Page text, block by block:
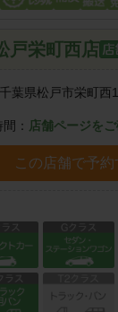
戸栄町西店
千葉県松戸市栄町西
： 店舗ページを
この店舗で予約